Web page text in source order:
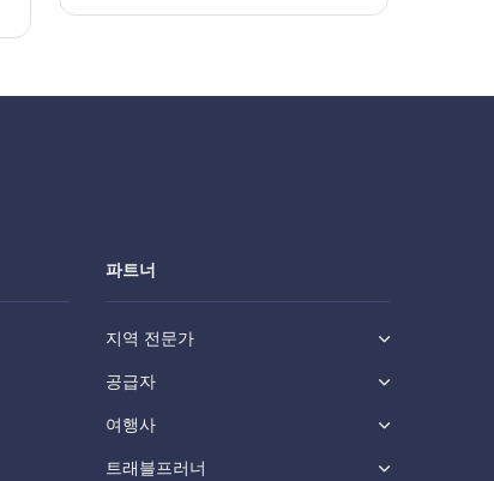
파트너
지역 전문가
공급자
여행사
트래블프러너